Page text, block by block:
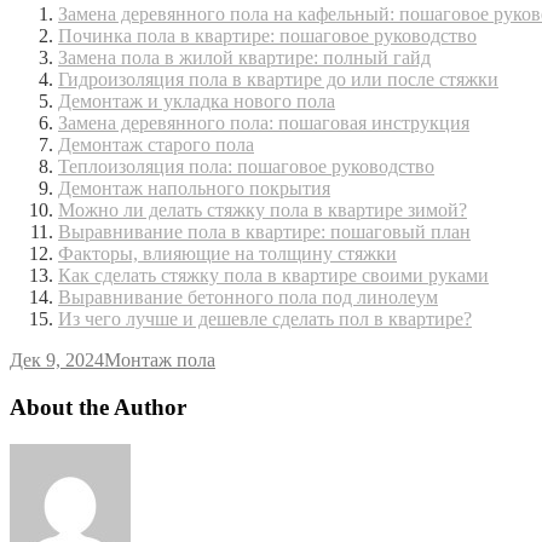
Замена деревянного пола на кафельный: пошаговое
Починка пола в квартире: пошаговое руководство
Замена пола в жилой квартире: полный гайд
Гидроизоляция пола в квартире до или после стяжки
Демонтаж и укладка нового пола
Замена деревянного пола: пошаговая инструкция
Демонтаж старого пола
Теплоизоляция пола: пошаговое руководство
Демонтаж напольного покрытия
Можно ли делать стяжку пола в квартире зимой?
Выравнивание пола в квартире: пошаговый план
Факторы, влияющие на толщину стяжки
Как сделать стяжку пола в квартире своими руками
Выравнивание бетонного пола под линолеум
Из чего лучше и дешевле сделать пол в квартире?
Дек 9, 2024Монтаж пола
About the Author